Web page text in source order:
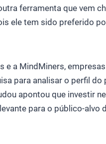
ferramenta que vem
ele tem sido preferido
e a MindMiners,
para analisar o perfil do
apontou que investir
para o público-alvo